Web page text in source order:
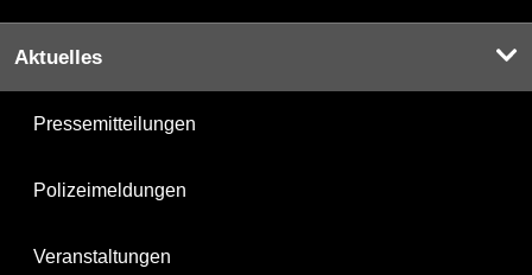
Aktuelles
Pressemitteilungen
Polizeimeldungen
Veranstaltungen